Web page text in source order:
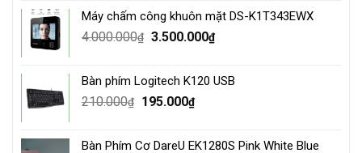
3.500.000₫.2.800.000₫.
Máy chấm công khuôn mặt DS-K1T343EWX
4.000.000₫ Original
4.000.000₫.
3.500.000₫Current
3.500.000₫.
Bàn phím Logitech K120 USB
210.000₫
Original
195.000₫Current
Bàn Phím Cơ DareU EK1280S Pink White Blue